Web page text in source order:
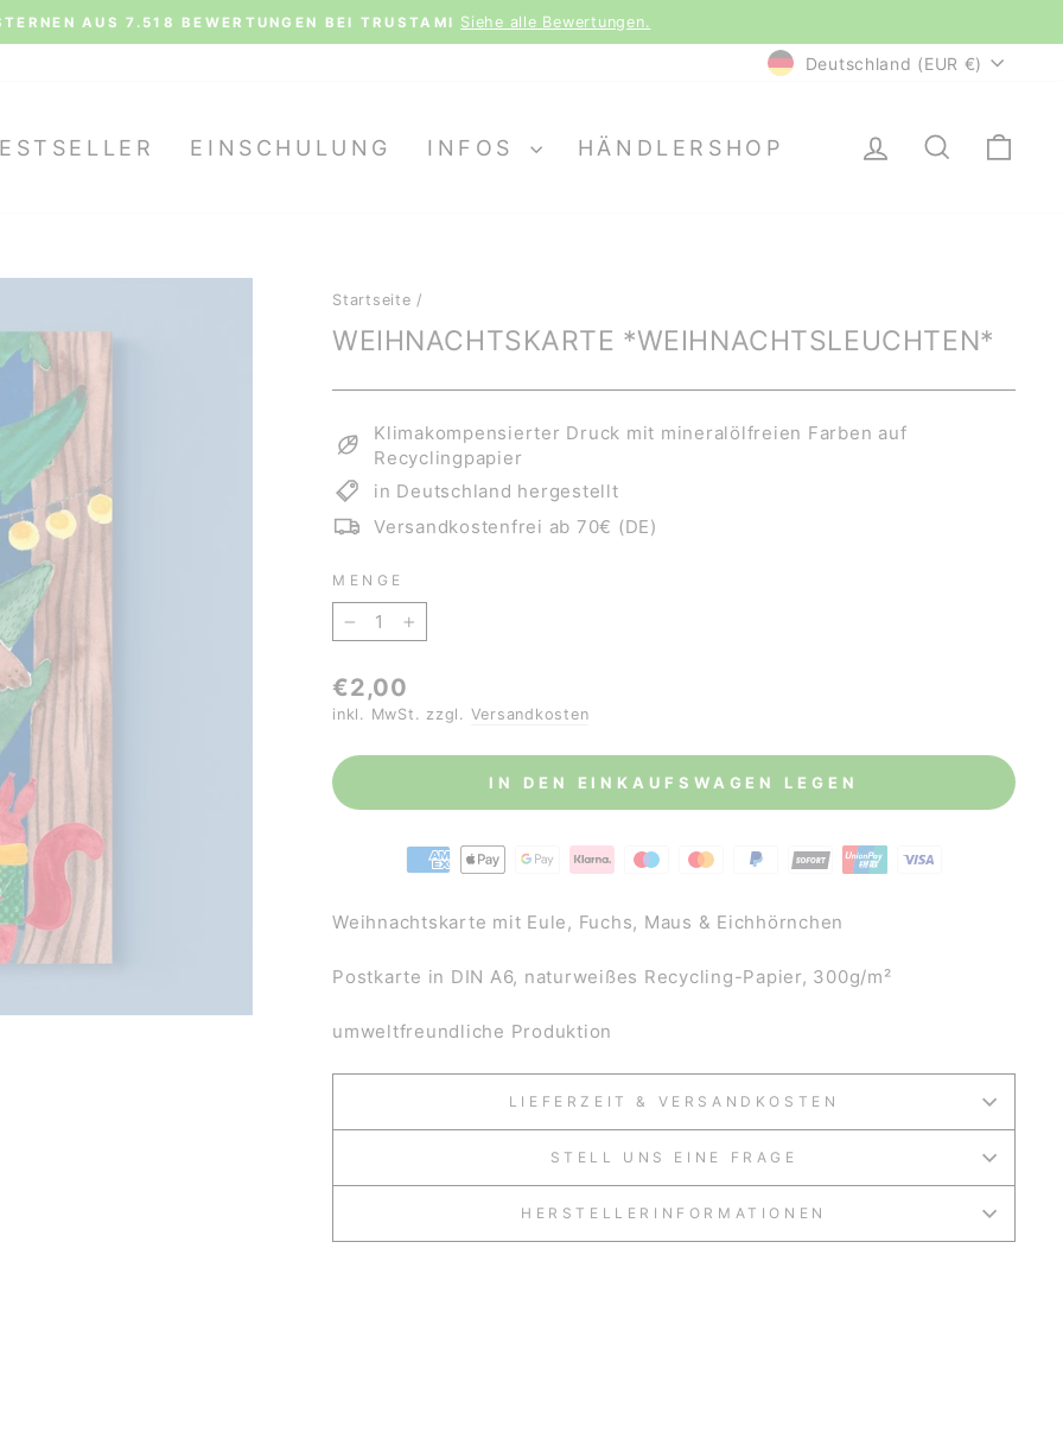
Pause
AUS 7.518 BEWERTUNGEN BEI TRUSTAMI Siehe alle Bewertungen.
WÄHRUNG
Deutschland (EUR €)
EINSCHULUNG INFOS HÄNDLERSHOP EINLOGGEN
SUCHE
Startseite /
WEIHNACHTSKARTE *WEIHNACHTSLEUCHTEN*
Klimakompensierter Druck mit mineralölfreien Farben auf
Recyclingpapier
in Deutschland hergestellt
Versandkostenfrei ab 70€ (DE)
MENGE
− +
Normaler
Preis
€2,00
inkl. MwSt. zzgl. Versandkosten
IN DEN EINKAUFSWAGEN LEGEN
Weihnachtskarte mit Eule, Fuchs, Maus & Eichhörnchen
Postkarte in DIN A6, naturweißes Recycling-Papier, 300g/m²
umweltfreundliche Produktion
LIEFERZEIT & VERSANDKOSTEN
STELL UNS EINE FRAGE
HERSTELLERINFORMATIONEN